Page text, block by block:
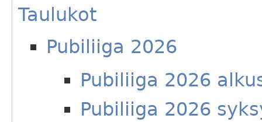
Taulukot
Pubiliiga 2026
Pubiliiga 2026
Pubiliiga 2026